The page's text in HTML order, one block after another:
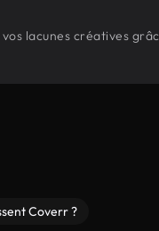
lacunes créatives
Coverr ?